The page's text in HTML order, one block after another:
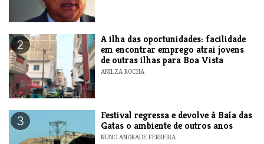
2
A ilha das oportunidades: facilidade
em encontrar emprego atrai jovens
de outras ilhas para Boa Vista
ANILZA ROCHA
3
Festival regressa e devolve à Baía das
Gatas o ambiente de outros anos
NUNO ANDRADE FERREIRA